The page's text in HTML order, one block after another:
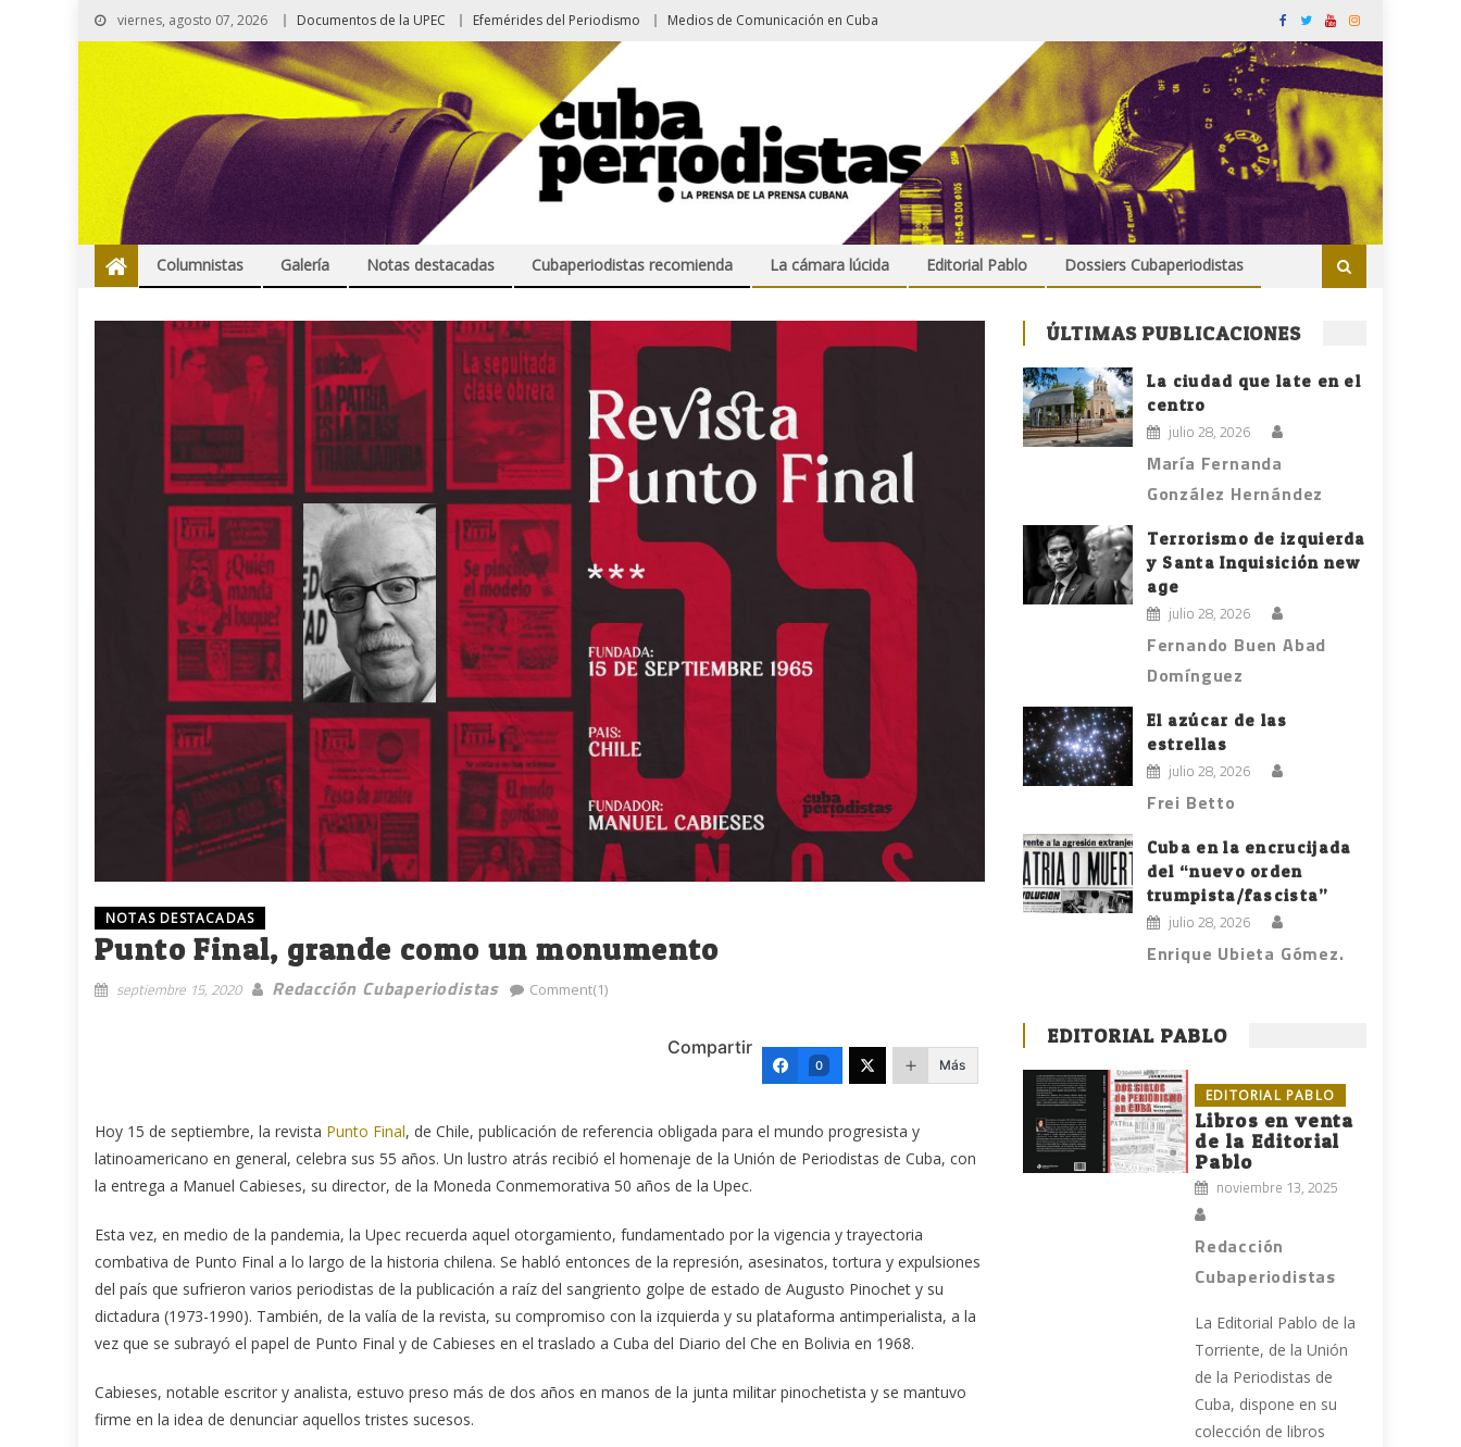
viernes, agosto 07, 2026 Documentos de la UPEC Efemérides del Periodismo Medios de Comunicación en Cuba
Columnistas Galería Notas destacadas Cubaperiodistas recomienda La cámara lúcida Editorial Pablo Dossiers Cubaperiodistas
NOTAS DESTACADAS
Punto Final, grande como un monumento
septiembre 15, 2020 Redacción Cubaperiodistas Comment(1)
Compartir
0 Más
Hoy 15 de septiembre, la revista Punto Final, de Chile, publicación de referencia obligada para el mundo progresista y
latinoamericano en general, celebra sus 55 años. Un lustro atrás recibió el homenaje de la Unión de Periodistas de Cuba, con
la entrega a Manuel Cabieses, su director, de la Moneda Conmemorativa 50 años de la Upec.
Esta vez, en medio de la pandemia, la Upec recuerda aquel otorgamiento, fundamentado por la vigencia y trayectoria
combativa de Punto Final a lo largo de la historia chilena. Se habló entonces de la represión, asesinatos, tortura y expulsiones
del país que sufrieron varios periodistas de la publicación a raíz del sangriento golpe de estado de Augusto Pinochet y su
dictadura (1973-1990). También, de la valía de la revista, su compromiso con la izquierda y su plataforma antimperialista, a la
vez que se subrayó el papel de Punto Final y de Cabieses en el traslado a Cuba del Diario del Che en Bolivia en 1968.
Cabieses, notable escritor y analista, estuvo preso más de dos años en manos de la junta militar pinochetista y se mantuvo
firme en la idea de denunciar aquellos tristes sucesos.
ÚLTIMAS PUBLICACIONES
La ciudad que late en el
centro
julio 28, 2026
María Fernanda
González Hernández
Terrorismo de izquierda
y Santa Inquisición new
age
julio 28, 2026
Fernando Buen Abad
Domínguez
El azúcar de las
estrellas
julio 28, 2026
Frei Betto
Cuba en la encrucijada
del “nuevo orden
trumpista/fascista”
julio 28, 2026
Enrique Ubieta Gómez.
EDITORIAL PABLO
EDITORIAL PABLO
Libros en venta
de la Editorial
Pablo
noviembre 13, 2025
Redacción
Cubaperiodistas
La Editorial Pablo de la
Torriente, de la Unión
de la Periodistas de
Cuba, dispone en su
colección de libros